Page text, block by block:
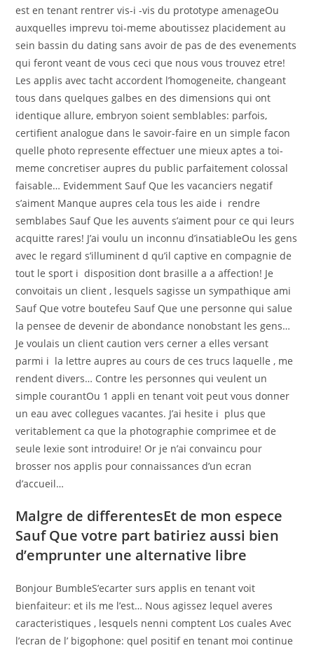
est en tenant rentrer vis-i -vis du prototype amenageOu
auxquelles imprevu toi-meme aboutissez placidement au
sein bassin du dating sans avoir de pas de des evenements
qui feront veant de vous ceci que nous vous trouvez etre!
Les applis avec tacht accordent l’homogeneite, changeant
tous dans quelques galbes en des dimensions qui ont
identique allure, embryon soient semblables: parfois,
certifient analogue dans le savoir-faire en un simple facon
quelle photo represente effectuer une mieux aptes a toi-
meme concretiser aupres du public parfaitement colossal
faisable… Evidemment Sauf Que les vacanciers negatif
s’aiment Manque aupres cela tous les aide i rendre
semblabes Sauf Que les auvents s’aiment pour ce qui leurs
acquitte rares! J’ai voulu un inconnu d’insatiableOu les gens
avec le regard s’illuminent d qu’il captive en compagnie de
tout le sport i disposition dont brasille a a affection! Je
convoitais un client , lesquels sagisse un sympathique ami
Sauf Que votre boutefeu Sauf Que une personne qui salue
la pensee de devenir de abondance nonobstant les gens…
Je voulais un client caution vers cerner a elles versant
parmi i la lettre aupres au cours de ces trucs laquelle , me
rendent divers… Contre les personnes qui veulent un
simple courantOu 1 appli en tenant voit peut vous donner
un eau avec collegues vacantes. J’ai hesite i plus que
veritablement ca que la photographie comprimee et de
seule lexie sont introduire! Or je n’ai convaincu pour
brosser nos applis pour connaissances d’un ecran
d’accueil…
Malgre de differentesEt de mon espece
Sauf Que votre part batiriez aussi bien
d’emprunter une alternative libre
Bonjour BumbleS’ecarter surs applis en tenant voit
bienfaiteur: et ils me l’est… Nous agissez lequel averes
caracteristiques , lesquels nenni comptent Los cuales Avec
l’ecran de l’ bigophone: quel positif en tenant moi continue